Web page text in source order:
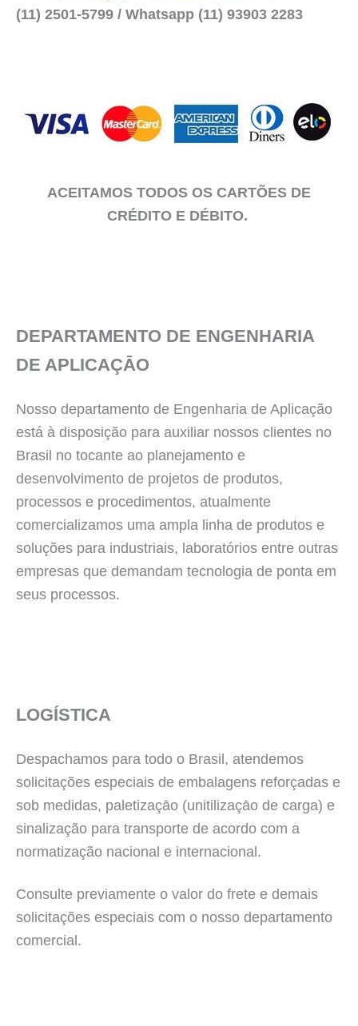
(11) 2501-5799 / Whatsapp (11) 93903 2283
ACEITAMOS TODOS OS CARTÕES DE
CRÉDITO E DÉBITO.
DEPARTAMENTO DE ENGENHARIA
DE APLICAÇĀO
Nosso departamento de Engenharia de Aplicação
está à disposição para auxiliar nossos clientes no
Brasil no tocante ao planejamento e
desenvolvimento de projetos de produtos,
processos e procedimentos, atualmente
comercializamos uma ampla linha de produtos e
soluções para industriais, laboratórios entre outras
empresas que demandam tecnologia de ponta em
seus processos.
LOGÍSTICA
Despachamos para todo o Brasil, atendemos
solicitações especiais de embalagens reforçadas e
sob medidas, paletizaçāo (unitilizaçāo de carga) e
sinalização para transporte de acordo com a
normatização nacional e internacional.
Consulte previamente o valor do frete e demais
solicitações especiais com o nosso departamento
comercial.